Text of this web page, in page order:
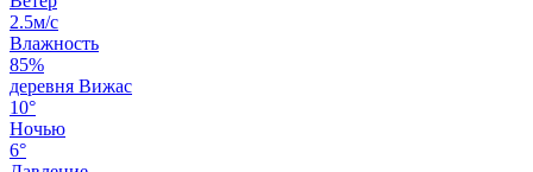
2.5м/с
Влажность
85%
деревня Вижас
10°
Ночью
6°